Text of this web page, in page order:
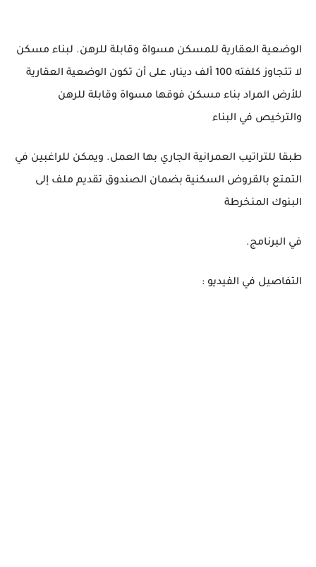
الوضعية العقارية للمسكن مسواة وقابلة للرهن. لبناء مسكن
لا تتجاوز كلفته 100 ألف دينار، على أن تكون الوضعية العقارية
للأرض المراد بناء مسكن فوقها مسواة وقابلة للرهن
والترخيص في البناء
طبقا للتراتيب العمرانية الجاري بها العمل. ويمكن للراغبين في
التمتع بالقروض السكنية بضمان الصندوق تقديم ملف إلى
البنوك المنخرطة
في البرنامج.
التفاصيل في الفيديو :